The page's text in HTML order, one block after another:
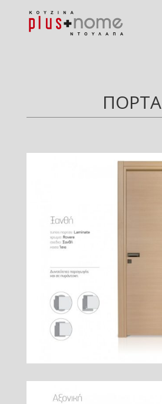
ΠΟΡΤΑ